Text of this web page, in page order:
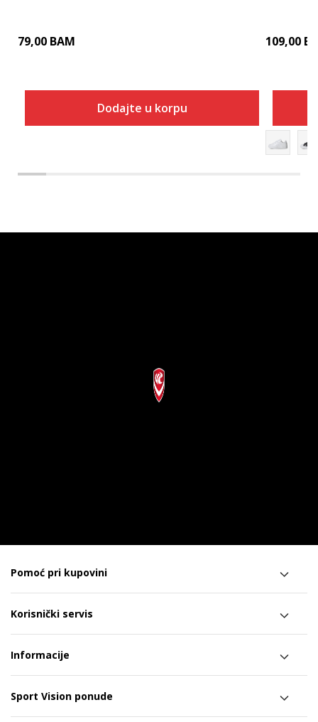
79,00 BAM
Dodajte u korpu
109,00
Pomoć pri kupovini
Korisnički servis
Informacije
Sport Vision ponude